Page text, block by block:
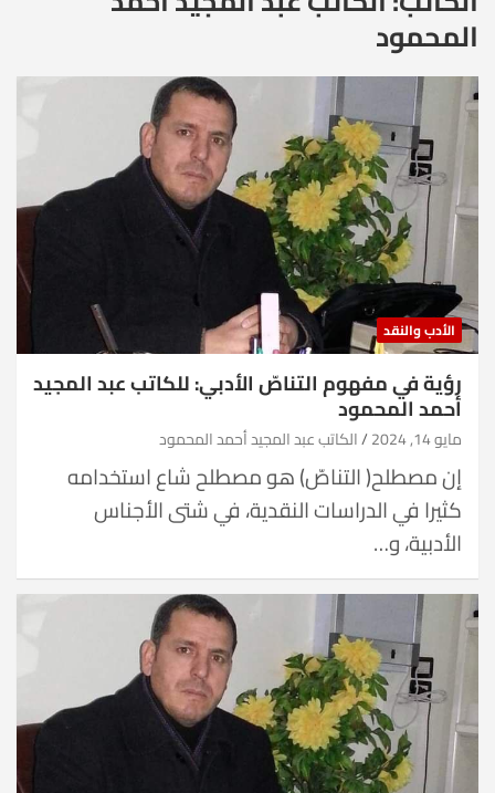
المحمود
الأدب والنقد
رؤية في مفهوم التناصّ الأدبي: للكاتب عبد المجيد
أحمد المحمود
مايو 14, 2024 الكاتب عبد المجيد أحمد المحمود
إن مصطلح( التناصّ) هو مصطلح شاع استخدامه
كثيرا في الدراسات النقدية، في شتى الأجناس
الأدبية، و…